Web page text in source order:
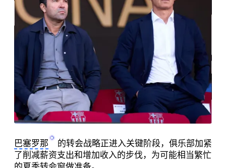
巴塞罗那
的转会战略正进入关键阶段，俱乐部加紧
了削减薪资支出和增加收入的步伐，为可能相当繁忙